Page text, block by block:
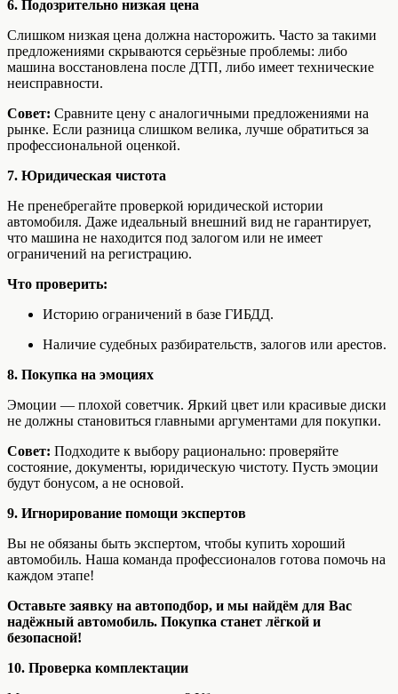
6. Подозрительно низкая цена
Слишком низкая цена должна насторожить. Часто за такими
предложениями скрываются серьёзные проблемы: либо
машина восстановлена после ДТП, либо имеет технические
неисправности.
Совет: Сравните цену с аналогичными предложениями на
рынке. Если разница слишком велика, лучше обратиться за
профессиональной оценкой.
7. Юридическая чистота
Не пренебрегайте проверкой юридической истории
автомобиля. Даже идеальный внешний вид не гарантирует,
что машина не находится под залогом или не имеет
ограничений на регистрацию.
Что проверить:
Историю ограничений в базе ГИБДД.
Наличие судебных разбирательств, залогов или арестов.
8. Покупка на эмоциях
Эмоции — плохой советчик. Яркий цвет или красивые диски
не должны становиться главными аргументами для покупки.
Совет: Подходите к выбору рационально: проверяйте
состояние, документы, юридическую чистоту. Пусть эмоции
будут бонусом, а не основой.
9. Игнорирование помощи экспертов
Вы не обязаны быть экспертом, чтобы купить хороший
автомобиль. Наша команда профессионалов готова помочь на
каждом этапе!
Оставьте заявку на автоподбор, и мы найдём для Вас
надёжный автомобиль. Покупка станет лёгкой и
безопасной!
10. Проверка комплектации